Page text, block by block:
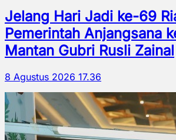
Jelang Hari Jadi ke-69
Pemerintah Anjangsana
Mantan Gubri Rusli Zainal
8 Agustus 2026 17.36